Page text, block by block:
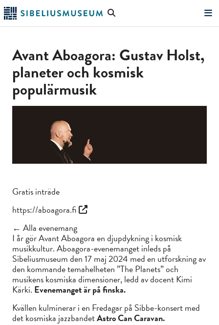
Hoppa
till
huvudinnehållet
Sök
Avant Aboagora: Gustav Holst,
planeter och kosmisk
populärmusik
Gratis inträde
https://aboagora.fi
← Alla evenemang
I år gör Avant Aboagora en djupdykning i kosmisk
musikkultur. Aboagora-evenemanget inleds på
Sibeliusmuseum den 17 maj 2024 med en utforskning av
den kommande temahelheten ”The Planets” och
musikens kosmiska dimensioner, ledd av docent Kimi
Kärki. Evenemanget är på finska.
Kvällen kulminerar i en Fredagar på Sibbe-konsert med
det kosmiska jazzbandetAstro Can Caravan.